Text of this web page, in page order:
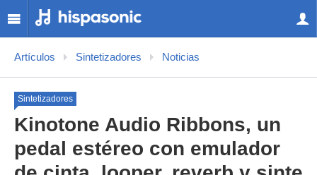
Artículos Sintetizadores Noticias
Sintetizadores
Kinotone Audio Ribbons, un
pedal estéreo con emulador